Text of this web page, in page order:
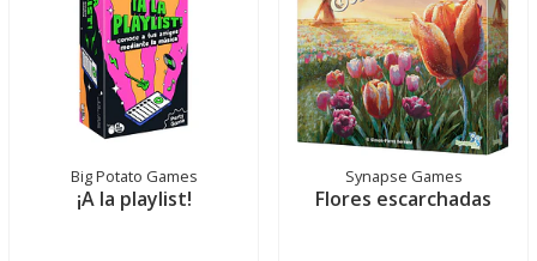
Big Potato Games
¡A la playlist!
Synapse Games
Flores escarchadas